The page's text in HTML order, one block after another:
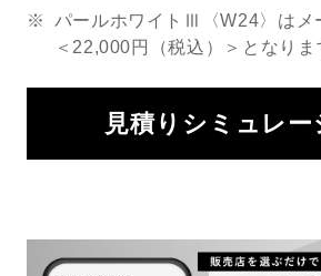
※
パールホワイトⅢ〈W24〉はメ
＜22,000円（税込）＞となりま
見積りシミュレー